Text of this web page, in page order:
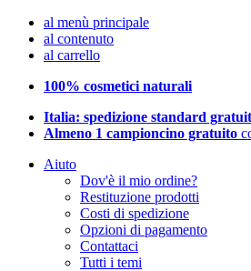
al menù principale
al contenuto
al carrello
100% cosmetici naturali
Italia: spedizione standard
Almeno 1 campioncino gratuito
Aiuto
Dov'è il mio ordine?
Restituzione prodotti
Costi di spedizione
Opzioni di pagamento
Contattaci
Tutti i temi